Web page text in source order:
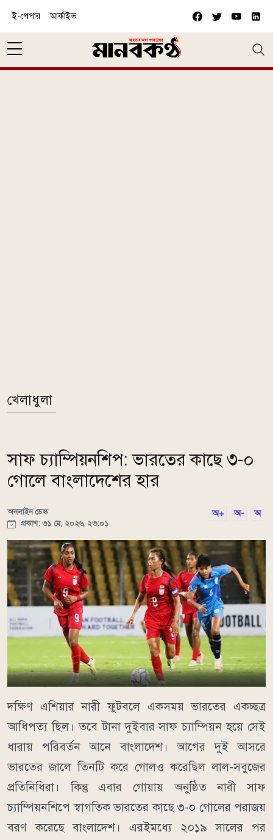
ই-পেপার আর্কাইভ
খেলাধুলা
সাফ চ্যাম্পিয়নশিপ: ভারতের কাছে ৩-০
গোলে বাংলাদেশের হার
অনলাইন ডেস্ক
প্রকাশ: ৩১ মে, ২০২৬, ২৩:০১
অ+ অ- অ
দক্ষিণ এশিয়ার নারী ফুটবলে একসময় ভারতের একচ্ছত্র
আধিপত্য ছিল। তবে টানা দুইবার সাফ চ্যাম্পিয়ন হয়ে সেই
ধারায় পরিবর্তন আনে বাংলাদেশ। আগের দুই আসরে
ভারতের জালে তিনটি করে গোলও করেছিল লাল-সবুজের
প্রতিনিধিরা। কিন্তু এবার গোয়ায় অনুষ্ঠিত নারী সাফ
চ্যাম্পিয়নশিপে স্বাগতিক ভারতের কাছে ৩-০ গোলের পরাজয়
বরণ করেছে বাংলাদেশ। এরইমধ্যে ২০১৯ সালের পর